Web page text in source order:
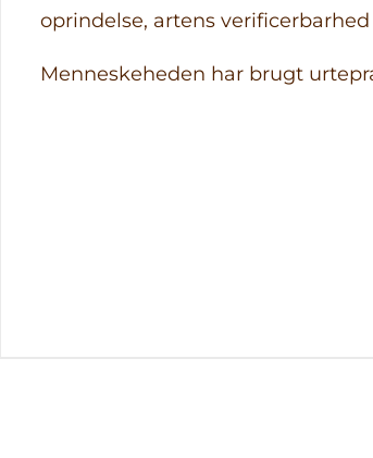
oprindelse, artens
Menneskeheden har brugt